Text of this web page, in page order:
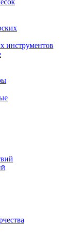
инструментов